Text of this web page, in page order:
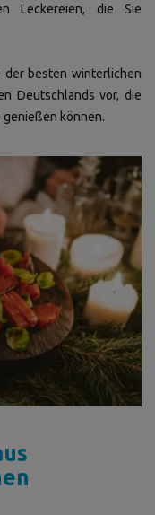
Leckereien, die Sie
der besten winterlichen
Deutschlands vor, die
genießen können.